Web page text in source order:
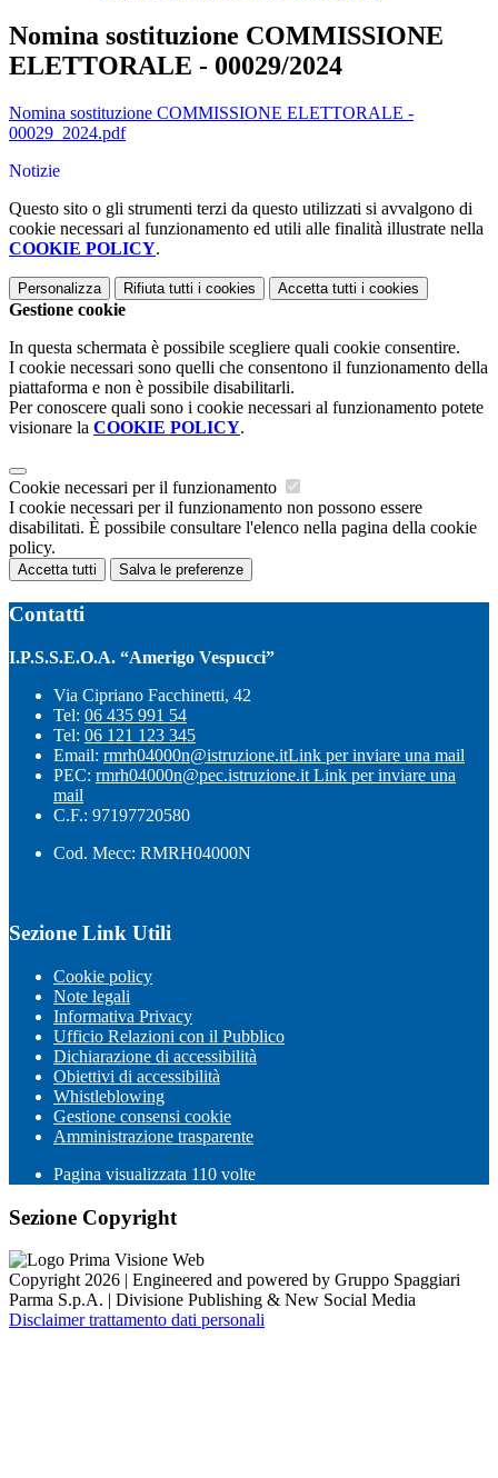
Nomina sostituzione COMMISSIONE
ELETTORALE - 00029/2024
Nomina sostituzione COMMISSIONE ELETTORALE -
00029_2024.pdf
Notizie
Questo sito o gli strumenti terzi da questo utilizzati si avvalgono di
cookie necessari al funzionamento ed utili alle finalità illustrate nella
COOKIE POLICY.
Personalizza Rifiuta tutti i cookies Accetta tutti i cookies
Gestione cookie
In questa schermata è possibile scegliere quali cookie consentire.
I cookie necessari sono quelli che consentono il funzionamento della
piattaforma e non è possibile disabilitarli.
Per conoscere quali sono i cookie necessari al funzionamento potete
visionare la COOKIE POLICY.
Cookie necessari per il funzionamento
I cookie necessari per il funzionamento non possono essere
disabilitati. È possibile consultare l'elenco nella pagina della cookie
policy.
Accetta tutti Salva le preferenze
Contatti
I.P.S.S.E.O.A. “Amerigo Vespucci”
Via Cipriano Facchinetti, 42
Tel: 06 435 991 54
Tel: 06 121 123 345
Email: rmrh04000n@istruzione.itLink per inviare una mail
PEC: rmrh04000n@pec.istruzione.it Link per inviare una
mail
C.F.: 97197720580
Cod. Mecc: RMRH04000N
Sezione Link Utili
Cookie policy
Note legali
Informativa Privacy
Ufficio Relazioni con il Pubblico
Dichiarazione di accessibilità
Obiettivi di accessibilità
Whistleblowing
Gestione consensi cookie
Amministrazione trasparente
Pagina visualizzata 110 volte
Sezione Copyright
Copyright 2026 | Engineered and powered by Gruppo Spaggiari
Parma S.p.A. | Divisione Publishing & New Social Media
Disclaimer trattamento dati personali